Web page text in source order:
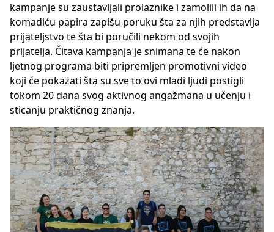
kampanje su zaustavljali prolaznike i zamolili ih da na
komadiću papira zapišu poruku šta za njih predstavlja
prijateljstvo te šta bi poručili nekom od svojih
prijatelja. Čitava kampanja je snimana te će nakon
ljetnog programa biti pripremljen promotivni video
koji će pokazati šta su sve to ovi mladi ljudi postigli
tokom 20 dana svog aktivnog angažmana u učenju i
sticanju praktičnog znanja.